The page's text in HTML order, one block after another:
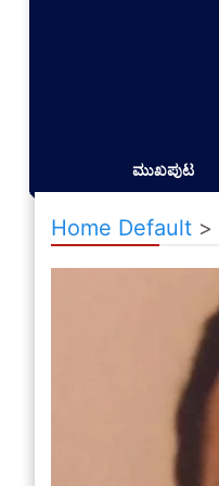
ಮುಖಪುಟ
Home Default >